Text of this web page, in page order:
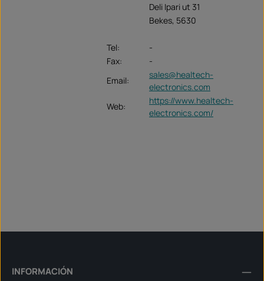
Deli Ipari ut 31
Bekes, 5630
Tel:
-
Fax:
-
Email:
sales@healtech-
electronics.com
Web:
https://www.healtech-
electronics.com/
INFORMACIÓN